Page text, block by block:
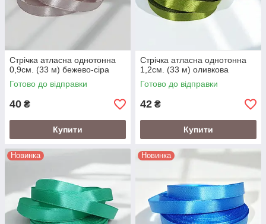
Стрічка атласна однотонна
0,9см. (33 м) бежево-сіра
Готово до відправки
40 ₴
Купити
Стрічка атласна однотонна
1,2см. (33 м) оливкова
Готово до відправки
42 ₴
Купити
Новинка Новинка